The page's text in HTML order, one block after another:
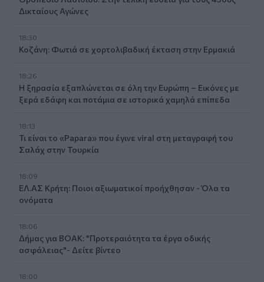
Δικταίους Αγώνες
18:30
Κοζάνη: Φωτιά σε χορτολιβαδική έκταση στην Ερμακιά
18:26
Η ξηρασία εξαπλώνεται σε όλη την Ευρώπη – Εικόνες με
ξερά εδάφη και ποτάμια σε ιστορικά χαμηλά επίπεδα
18:13
Τι είναι το «Papara» που έγινε viral στη μεταγραφή του
Σαλάχ στην Τουρκία
18:09
ΕΛ.ΑΣ Κρήτη: Ποιοι αξιωματικοί προήχθησαν - Όλα τα
ονόματα
18:06
Δήμας για ΒΟΑΚ: "Προτεραιότητα τα έργα οδικής
ασφάλειας"- Δείτε βίντεο
18:00